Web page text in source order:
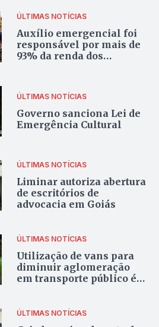
ÚLTIMAS NOTÍCIAS
Auxílio emergencial foi
responsável por mais de
93% da renda dos
ÚLTIMAS NOTÍCIAS
Governo sanciona Lei de
Emergência Cultural
ÚLTIMAS NOTÍCIAS
Liminar autoriza abertura
de escritórios de
advocacia em Goiás
ÚLTIMAS NOTÍCIAS
Utilização de vans para
diminuir aglomeração
em transporte público é
ÚLTIMAS NOTÍCIAS